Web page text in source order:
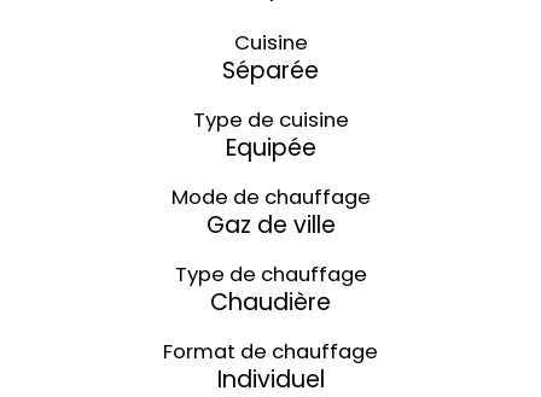
Cuisine
Séparée
Type de cuisine
Equipée
Mode de chauffage
Gaz de ville
Type de chauffage
Chaudière
Format de chauffage
Individuel